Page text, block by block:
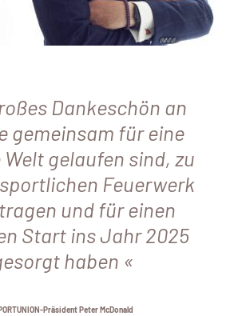
Dankeschön an
gemeinsam für eine
Welt gelaufen sind, zu
Feuerwerk
und für einen
Start ins Jahr 2025
haben
Präsident Peter McDonald